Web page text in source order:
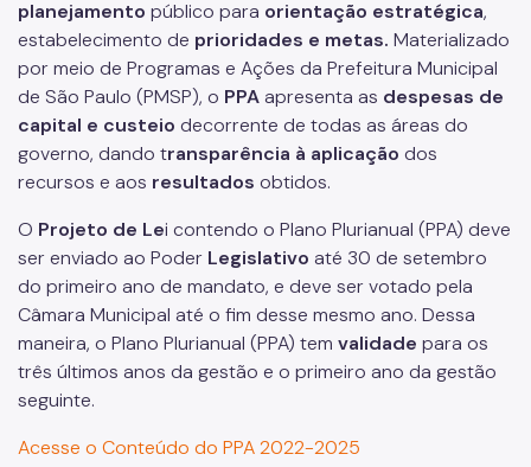
planejamento público para orientação estratégica,
estabelecimento de prioridades e metas. Materializado
por meio de Programas e Ações da Prefeitura Municipal
de São Paulo (PMSP), o PPAapresenta as despesas de
capital e custeio decorrente de todas as áreas do
governo, dando transparência à aplicação dos
recursos e aos resultados obtidos.
O Projeto de Lei contendo o Plano Plurianual (PPA) deve
ser enviado ao Poder Legislativo até 30 de setembro
do primeiro ano de mandato, e deve ser votado pela
Câmara Municipal até o fim desse mesmo ano. Dessa
maneira, o Plano Plurianual (PPA) tem validade para os
três últimos anos da gestão e o primeiro ano da gestão
seguinte.
Acesse o Conteúdo do PPA 2022-2025